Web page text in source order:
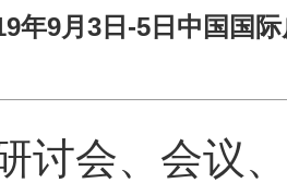
年9月3日-5日中国国
讨会、会议